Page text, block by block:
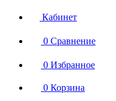
Кабинет
0 Сравнение
0 Избранное
0 Корзина